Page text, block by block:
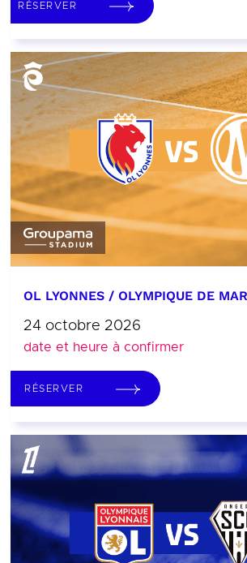
RÉSERVER
OL LYONNES / OLYMPIQUE DE
24 octobre 2026
date et heure à confirmer
RÉSERVER